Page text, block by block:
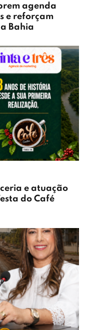
agenda
e reforçam
Bahia
e atuação
do Café